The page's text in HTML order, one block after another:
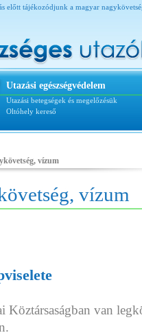
előtt tájékozódjunk a magyar
Utazási egészségvédelem
Utazási betegségek és megelőzésük
Oltóhely kereső
vízum
vízum
van